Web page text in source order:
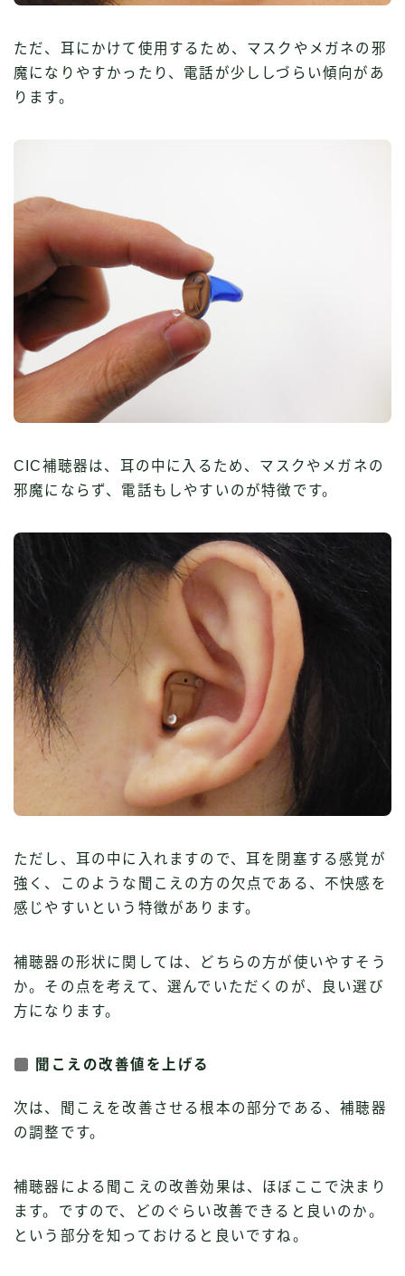
ただ、耳にかけて使用するため、マスクやメガネの邪
魔になりやすかったり、電話が少ししづらい傾向があ
ります。
CIC補聴器は、耳の中に入るため、マスクやメガネの
邪魔にならず、電話もしやすいのが特徴です。
ただし、耳の中に入れますので、耳を閉塞する感覚が
強く、このような聞こえの方の欠点である、不快感を
感じやすいという特徴があります。
補聴器の形状に関しては、どちらの方が使いやすそう
か。その点を考えて、選んでいただくのが、良い選び
方になります。
聞こえの改善値を上げる
次は、聞こえを改善させる根本の部分である、補聴器
の調整です。
補聴器による聞こえの改善効果は、ほぼここで決まり
ます。ですので、どのぐらい改善できると良いのか。
という部分を知っておけると良いですね。